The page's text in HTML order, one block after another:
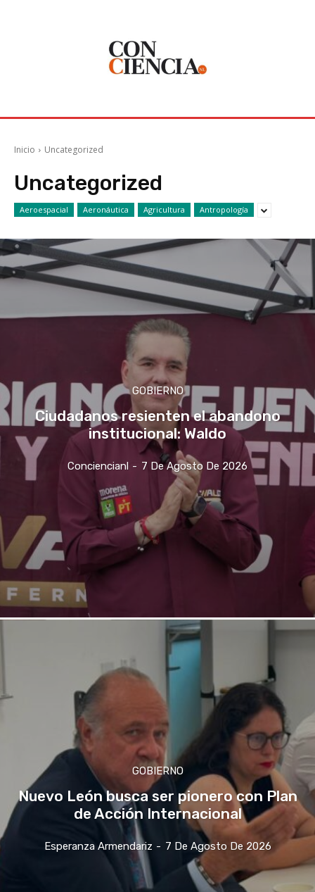
Inicio Uncategorized
Uncategorized
Aeroespacial Aeronáutica Agricultura Antropología
GOBIERNO
Ciudadanos resienten el abandono
institucional: Waldo
Conciencianl - 7 De Agosto De 2026
GOBIERNO
Nuevo León busca ser pionero con Plan
de Acción Internacional
Esperanza Armendariz - 7 De Agosto De 2026